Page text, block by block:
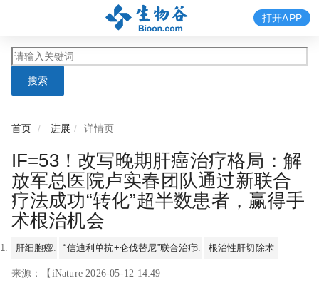
搜索
打开APP
首页 进展 详情页
IF=53！改写晚期肝癌治疗格局：解
放军总医院卢实春团队通过新联合
疗法成功“转化”超半数患者，赢得手
术根治机会
肝细胞癌 “信迪利单抗+仑伐替尼”联合治疗 根治性肝切除术
来源：【iNature 2026-05-12 14:49